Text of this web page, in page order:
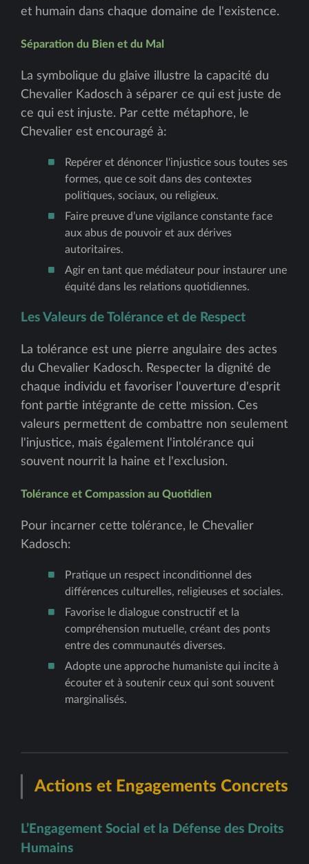
et humain dans chaque domaine de l'existence.
Séparation du Bien et du Mal
La symbolique du glaive illustre la capacité du
Chevalier Kadosch à séparer ce qui est juste de
ce qui est injuste. Par cette métaphore, le
Chevalier est encouragé à:
Repérer et dénoncer l'injustice sous toutes ses
formes, que ce soit dans des contextes
politiques, sociaux, ou religieux.
Faire preuve d’une vigilance constante face
aux abus de pouvoir et aux dérives
autoritaires.
Agir en tant que médiateur pour instaurer une
équité dans les relations quotidiennes.
Les Valeurs de Tolérance et de Respect
La tolérance est une pierre angulaire des actes
du Chevalier Kadosch. Respecter la dignité de
chaque individu et favoriser l'ouverture d'esprit
font partie intégrante de cette mission. Ces
valeurs permettent de combattre non seulement
l'injustice, mais également l'intolérance qui
souvent nourrit la haine et l'exclusion.
Tolérance et Compassion au Quotidien
Pour incarner cette tolérance, le Chevalier
Kadosch:
Pratique un respect inconditionnel des
différences culturelles, religieuses et sociales.
Favorise le dialogue constructif et la
compréhension mutuelle, créant des ponts
entre des communautés diverses.
Adopte une approche humaniste qui incite à
écouter et à soutenir ceux qui sont souvent
marginalisés.
Actions et Engagements Concrets
L’Engagement Social et la Défense des Droits
Humains